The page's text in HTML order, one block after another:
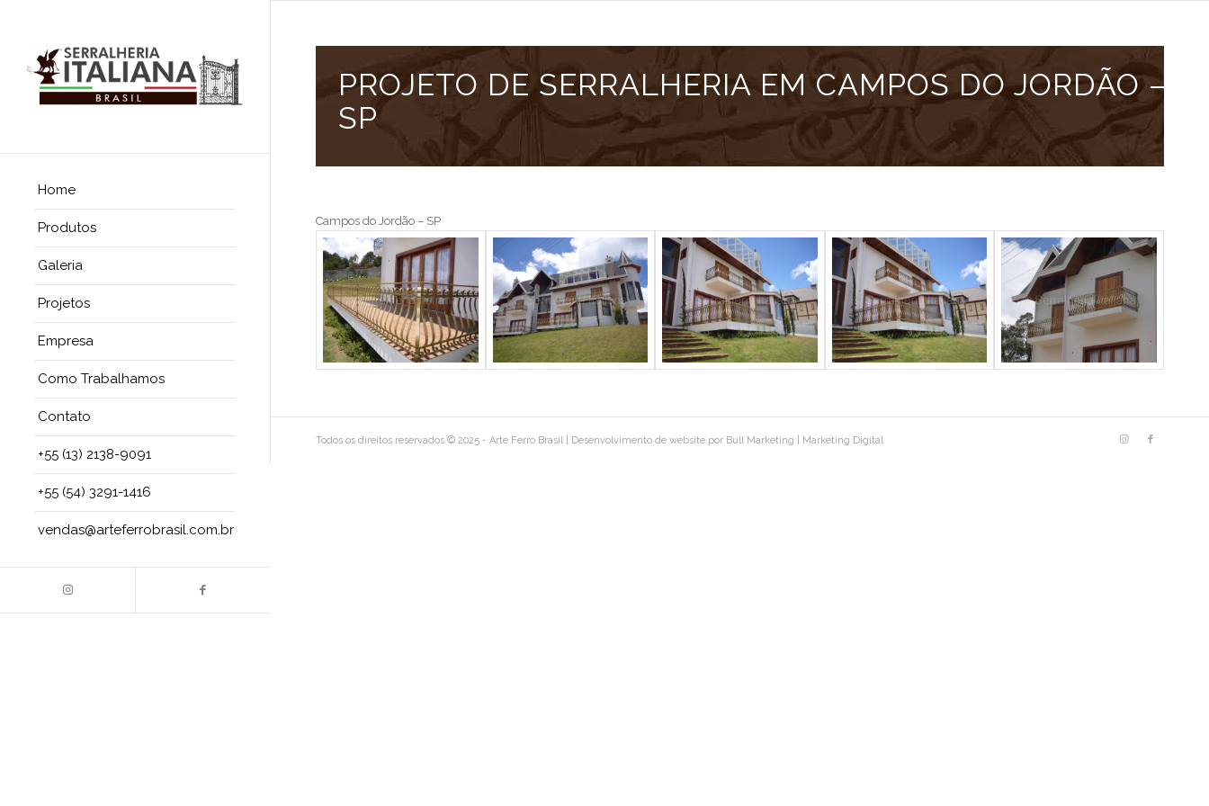
Home
Produtos
Galeria
Projetos
Empresa
Como Trabalhamos
Contato
+55 (13) 2138-9091
+55 (54) 3291-1416
vendas@arteferrobrasil.com.br
PROJETO DE SERRALHERIA EM CAMPOS DO JORDÃO –
SP
Campos do Jordão – SP
Todos os direitos reservados © 2025 - Arte Ferro Brasil | Desenvolvimento de website por Bull Marketing Marketing Digital